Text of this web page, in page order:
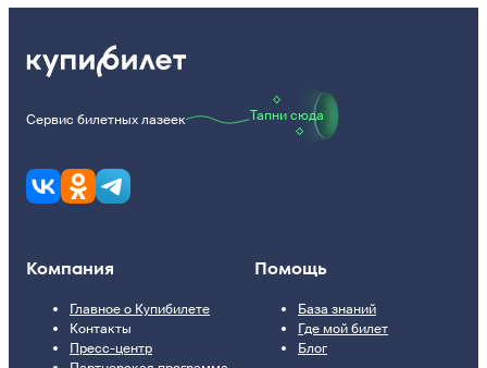
Сервис билетных лазеек Тапни сюда
Компания
Главное о Купибилете
Контакты
Пресс-центр
Помощь
База знаний
Где мой билет
Блог